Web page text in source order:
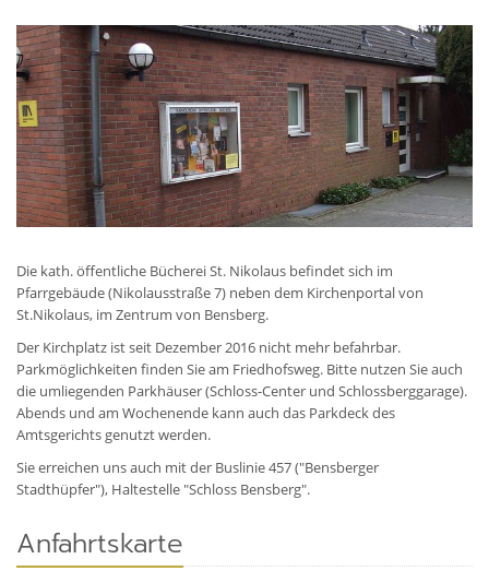
Die kath. öffentliche Bücherei St. Nikolaus befindet sich im
Pfarrgebäude (Nikolausstraße 7) neben dem Kirchenportal von
St.Nikolaus, im Zentrum von Bensberg.
Der Kirchplatz ist seit Dezember 2016 nicht mehr befahrbar.
Parkmöglichkeiten finden Sie am Friedhofsweg. Bitte nutzen Sie auch
die umliegenden Parkhäuser (Schloss-Center und Schlossberggarage).
Abends und am Wochenende kann auch das Parkdeck des
Amtsgerichts genutzt werden.
Sie erreichen uns auch mit der Buslinie 457 ("Bensberger
Stadthüpfer"), Haltestelle "Schloss Bensberg".
Anfahrtskarte